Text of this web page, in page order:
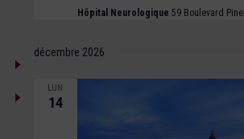
Hôpital Neurologique 59 Boulevard
décembre 2026
LUN
14